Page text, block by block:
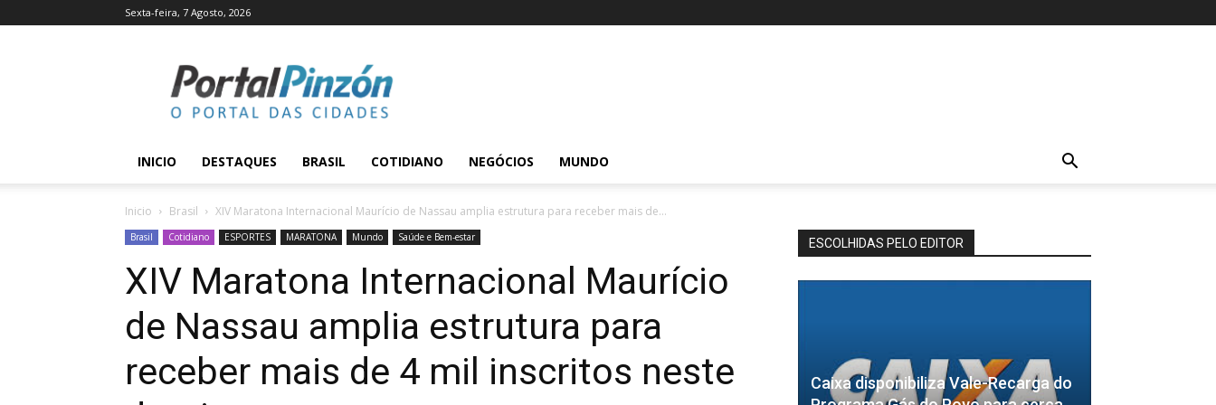
Sexta-feira, 7 Agosto, 2026
Pinzón
INICIO DESTAQUES BRASIL COTIDIANO NEGÓCIOS MUNDO
Inicio Brasil XIV Maratona Internacional Maurício de Nassau amplia estrutura para receber mais de...
Brasil Cotidiano ESPORTES MARATONA Mundo Saúde e Bem-estar
XIV Maratona Internacional Maurício
de Nassau amplia estrutura para
receber mais de 4 mil inscritos neste
ESCOLHIDAS PELO EDITOR
Caixa disponibiliza Vale-Recarga do